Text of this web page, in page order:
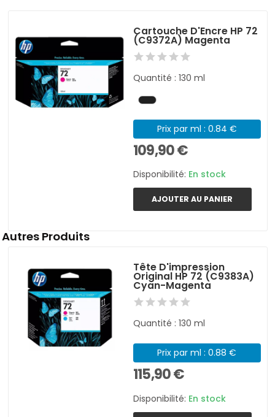
Cartouche D'Encre HP 72
(C9372A) Magenta
Quantité : 130 ml
Prix par ml : 0.84 €
109,90 €
Disponibilité: En stock
AJOUTER AU PANIER
Autres Produits
Tête D'impression
Original HP 72 (C9383A)
Cyan-Magenta
Quantité : 130 ml
Prix par ml : 0.88 €
115,90 €
Disponibilité: En stock